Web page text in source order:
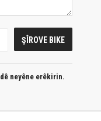
dê neyêne erêkirin.